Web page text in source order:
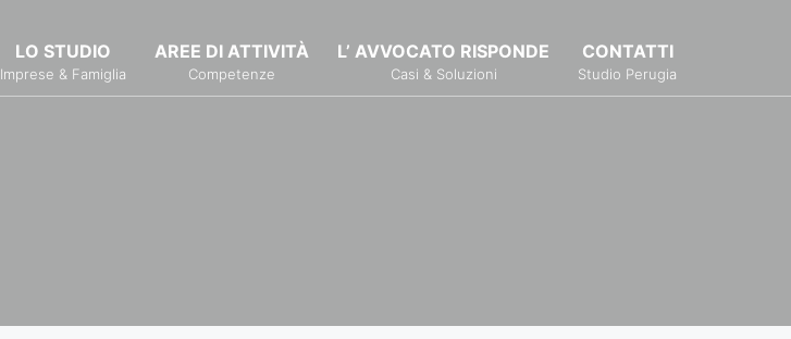
LO STUDIO
Imprese & Famiglia
AREE DI ATTIVITÀ
Competenze
L’ AVVOCATO RISPONDE
Casi & Soluzioni
CONTATTI
Studio Perugia